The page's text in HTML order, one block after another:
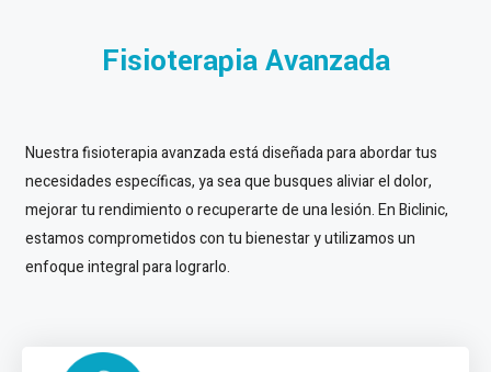
Fisioterapia Avanzada
Nuestra fisioterapia avanzada está diseñada para abordar tus
necesidades específicas, ya sea que busques aliviar el dolor,
mejorar tu rendimiento o recuperarte de una lesión. En Biclinic,
estamos comprometidos con tu bienestar y utilizamos un
enfoque integral para lograrlo.